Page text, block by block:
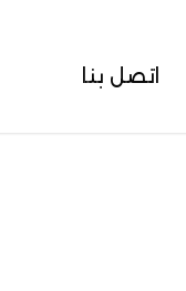
اتصل بنا